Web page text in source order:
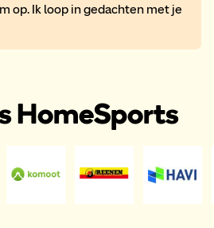
op. Ik loop in gedachten met je
HomeSports